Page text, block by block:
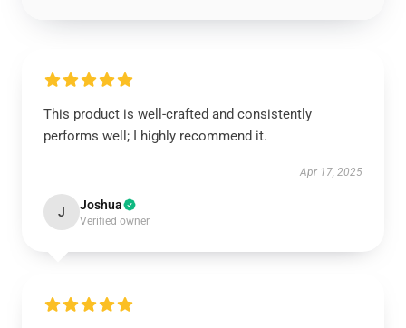
This product is well-crafted and consistently
performs well; I highly recommend it.
Apr 17, 2025
J Joshua
Verified owner